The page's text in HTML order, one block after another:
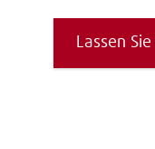
Lassen